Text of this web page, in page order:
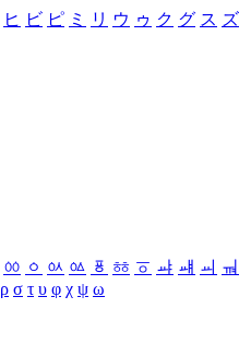
ヒ ビ ピ ミ リ ウ ゥ ク グ ス ズ
ㆀ ㆁ ㆂ ㆃ ㆄ ㆅ ㆆ ㆇ ㆈ ㆉ ㆊ
ρ σ τ υ φ χ ψ ω